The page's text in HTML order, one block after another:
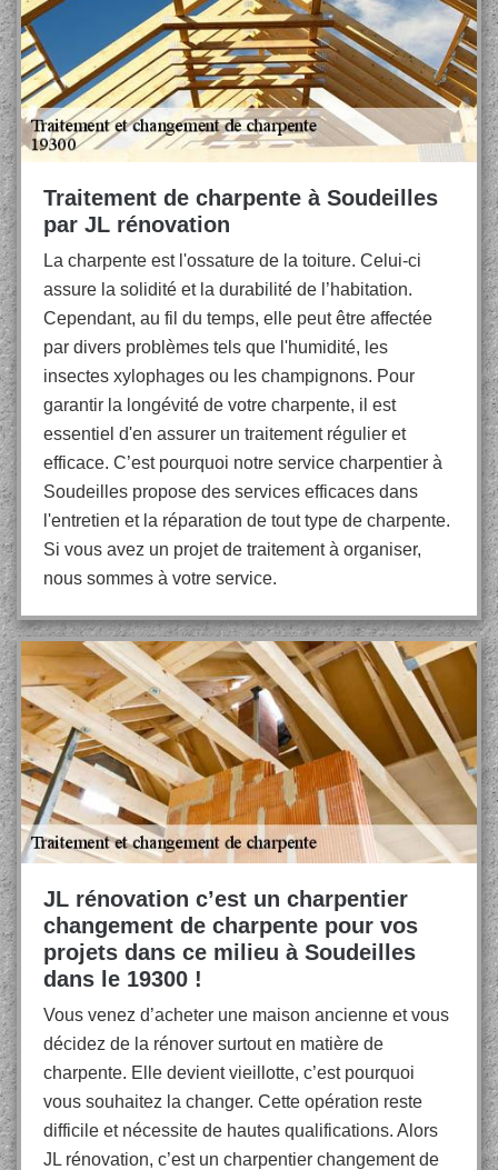
Traitement de charpente à Soudeilles
par JL rénovation
La charpente est l'ossature de la toiture. Celui-ci
assure la solidité et la durabilité de l’habitation.
Cependant, au fil du temps, elle peut être affectée
par divers problèmes tels que l'humidité, les
insectes xylophages ou les champignons. Pour
garantir la longévité de votre charpente, il est
essentiel d'en assurer un traitement régulier et
efficace. C’est pourquoi notre service charpentier à
Soudeilles propose des services efficaces dans
l'entretien et la réparation de tout type de charpente.
Si vous avez un projet de traitement à organiser,
nous sommes à votre service.
JL rénovation c’est un charpentier
changement de charpente pour vos
projets dans ce milieu à Soudeilles
dans le 19300 !
Vous venez d’acheter une maison ancienne et vous
décidez de la rénover surtout en matière de
charpente. Elle devient vieillotte, c’est pourquoi
vous souhaitez la changer. Cette opération reste
difficile et nécessite de hautes qualifications. Alors
JL rénovation, c’est un charpentier changement de